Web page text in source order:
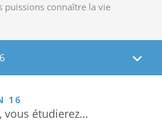
puissions connaître la vie
16
vous étudierez…